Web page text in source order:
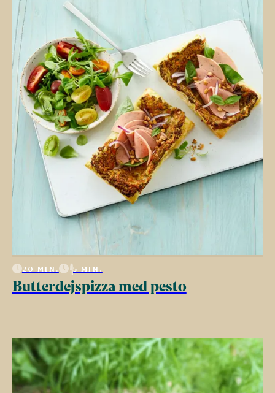
20 MIN. 5 MIN.
Butterdejspizza med pesto